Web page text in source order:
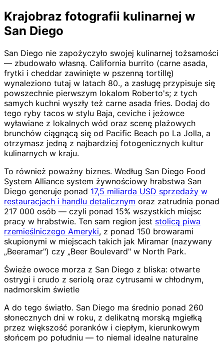
Krajobraz fotografii kulinarnej w
San Diego
San Diego nie zapożyczyło swojej kulinarnej tożsamości
— zbudowało własną. California burrito (carne asada,
frytki i cheddar zawinięte w pszenną tortillę)
wynaleziono tutaj w latach 80., a zasługę przypisuje się
powszechnie pierwszym lokalom Roberto's; z tych
samych kuchni wyszły też carne asada fries. Dodaj do
tego ryby tacos w stylu Baja, ceviche i jeżowce
wyławiane z lokalnych wód oraz scenę plażowych
brunchów ciągnącą się od Pacific Beach po La Jolla, a
otrzymasz jedną z najbardziej fotogenicznych kultur
kulinarnych w kraju.
To również poważny biznes. Według San Diego Food
System Alliance system żywnościowy hrabstwa San
Diego generuje ponad 17,5 miliarda USD sprzedaży w
restauracjach i handlu detalicznym oraz zatrudnia ponad
217 000 osób — czyli ponad 15% wszystkich miejsc
pracy w hrabstwie. Ten sam region jest stolicą piwa
rzemieślniczego Ameryki, z ponad 150 browarami
skupionymi w miejscach takich jak Miramar (nazywany
„Beeramar") czy „Beer Boulevard" w North Park.
Świeże owoce morza z San Diego z bliska: otwarte
ostrygi i crudo z seriolą oraz cytrusami w chłodnym,
nadmorskim świetle
A do tego światło. San Diego ma średnio ponad 260
słonecznych dni w roku, z delikatną morską mgiełką
przez większość poranków i ciepłym, kierunkowym
słońcem po południu — to niemal idealne naturalne